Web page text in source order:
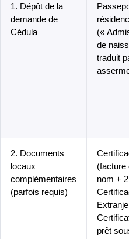
1. Dépôt de la
demande de
Cédula
(«
de
traduit
2. Documents
locaux
complémentaires
(parfois requis)
(facture
nom +
prêt